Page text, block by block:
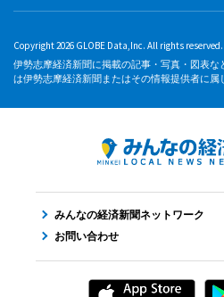
Copyright 2026 GLOBE Data,Inc. All rights reserved.
伊勢志摩経済新聞に掲載の記事・写真・図表
は伊勢志摩経済新聞またはその情報提供者に属
みんなの経済新聞ネットワーク
お問い合わせ